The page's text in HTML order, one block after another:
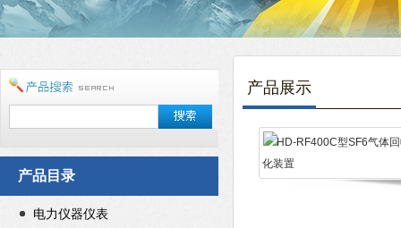
产品目录
电力仪器仪表
产品展示